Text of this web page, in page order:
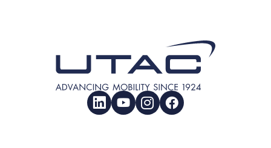
LinkedInYouTubeInstagramFacebook